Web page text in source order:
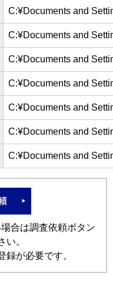
C:¥Documents and
C:¥Documents and
C:¥Documents and
C:¥Documents and
C:¥Documents and
C:¥Documents and
C:¥Documents and
合は調査依頼ボタン
い。
が必要です。